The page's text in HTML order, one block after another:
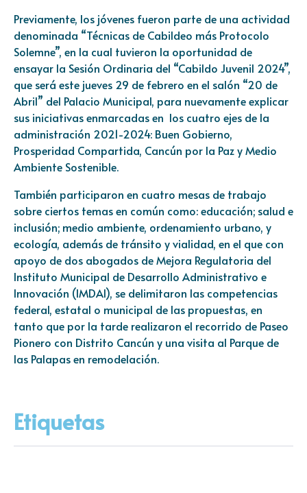
Previamente, los jóvenes fueron parte de una actividad
denominada “Técnicas de Cabildeo más Protocolo
Solemne”, en la cual tuvieron la oportunidad de
ensayar la Sesión Ordinaria del “Cabildo Juvenil 2024”,
que será este jueves 29 de febrero en el salón “20 de
Abril” del Palacio Municipal, para nuevamente explicar
sus iniciativas enmarcadas en los cuatro ejes de la
administración 2021-2024: Buen Gobierno,
Prosperidad Compartida, Cancún por la Paz y Medio
Ambiente Sostenible.
También participaron en cuatro mesas de trabajo
sobre ciertos temas en común como: educación; salud e
inclusión; medio ambiente, ordenamiento urbano, y
ecología, además de tránsito y vialidad, en el que con
apoyo de dos abogados de Mejora Regulatoria del
Instituto Municipal de Desarrollo Administrativo e
Innovación (IMDAI), se delimitaron las competencias
federal, estatal o municipal de las propuestas, en
tanto que por la tarde realizaron el recorrido de Paseo
Pionero con Distrito Cancún y una visita al Parque de
las Palapas en remodelación.
Etiquetas